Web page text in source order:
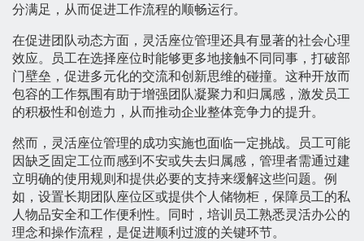
分满足，从而促进工作流程的顺畅运行。
在促进团队动态方面，灵活座位管理还具有显著的社会心理
效应。员工在选择座位时能够更多地接触不同同事，打破部
门壁垒，促进多元化的交流和创新思维的碰撞。这种开放而
包容的工作氛围有助于增强团队凝聚力和归属感，激发员工
的积极性和创造力，从而推动企业整体竞争力的提升。
然而，灵活座位管理的成功实施也面临一定挑战。员工可能
因缺乏固定工位而感到不安或失去归属感，管理者需通过建
立明确的使用规则和提供必要的支持来缓解这些问题。例
如，设置长期团队座位区或提供个人储物柜，保障员工的私
人物品安全和工作便利性。同时，培训员工熟悉灵活办公的
理念和操作流程，是促进顺利过渡的关键环节。